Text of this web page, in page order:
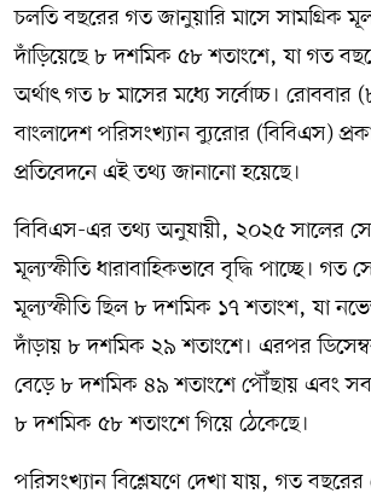
চলতি বছরের গত জানুয়ারি মাসে সামগ্রিক
দাঁড়িয়েছে ৮ দশমিক ৫৮ শতাংশে, যা গত
অর্থাৎ গত ৮ মাসের মধ্যে সর্বোচ্চ। রোববার
বাংলাদেশ পরিসংখ্যান ব্যুরোর (বিবিএস)
প্রতিবেদনে এই তথ্য জানানো হয়েছে।
বিবিএস-এর তথ্য অনুযায়ী, ২০২৫ সালের
মূল্যস্ফীতি ধারাবাহিকভাবে বৃদ্ধি পাচ্ছে। গত
মূল্যস্ফীতি ছিল ৮ দশমিক ১৭ শতাংশ, যা
দাঁড়ায় ৮ দশমিক ২৯ শতাংশে। এরপর
বেড়ে ৮ দশমিক ৪৯ শতাংশে পৌঁছায় এবং
৮ দশমিক ৫৮ শতাংশে গিয়ে ঠেকেছে।
পরিসংখ্যান বিশ্লেষণে দেখা যায়, গত বছরের